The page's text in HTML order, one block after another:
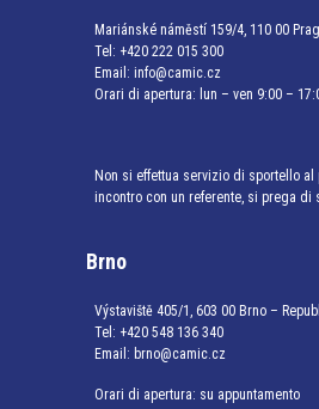
Mariánské náměstí 159/4, 110 00
Tel: +420 222 015 300
Email: info@camic.cz
Orari di apertura: lun – ven 9:00 –
Non si effettua servizio di sportello al
incontro con un referente, si prega di
Brno
Výstaviště 405/1, 603 00 Brno –
Tel: +420 548 136 340
Email: brno@camic.cz
Orari di apertura: su appuntamento